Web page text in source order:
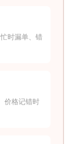
时漏单、错
价格记错时